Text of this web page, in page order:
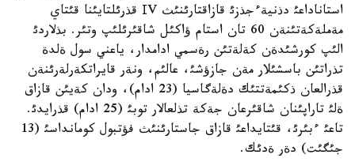
استاناداعئ دذنيةءجذزئ قازاقتارئنئث ІV قذرئلتايئنا قئتاي
مةملةكةتئنةن 60 تان استام ؤاكئل شاقئرئلئپ وتئر. بذلاردئ
الئپ كورشئدةن كةلةتئن رةسمي ادامدار، ياعني سول ةلدة
تذراتئن باسشئلار مةن جازؤشئ، عالئم، ونةر قايراتكةرلةرئنةن
قذرالعان ذكئمةتتئك دةلةگاسيا (23 ادام)، ودان كةيئن قازاق
ةلئ تاراپئنان شاقئرعان جةكة تذلعالار توبئ (25 ادام) قذرايدئ.
تاعئ ءبئرئ، قئتايداعئ قازاق جاستارئنئث فؤتبول كومانداسئ (13
جئگئت) دةر ةدئك.